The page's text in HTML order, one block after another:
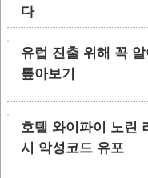
다
유럽 진출 위해 꼭 알
톺아보기
호텔 와이파이 노린
시 악성코드 유포